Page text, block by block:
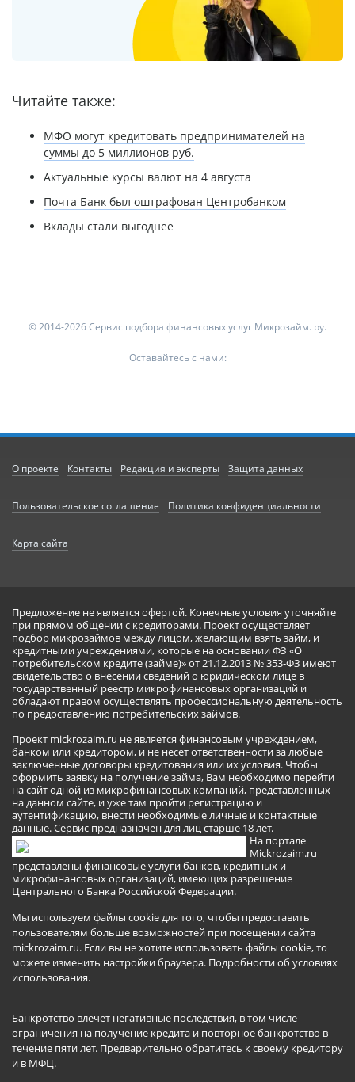
Читайте также:
МФО могут кредитовать предпринимателей на
суммы до 5 миллионов руб.
Актуальные курсы валют на 4 августа
Почта Банк был оштрафован Центробанком
Вклады стали выгоднее
© 2014-2026 Сервис подбора финансовых услуг Микрозайм. ру.
Оставайтесь с нами:
О проекте Контакты Редакция и эксперты Защита данных
Пользовательское соглашение Политика конфиденциальности
Карта сайта
Предложение не является офертой. Конечные условия уточняйте
при прямом общении с кредиторами. Проект осуществляет
подбор микрозаймов между лицом, желающим взять займ, и
кредитными учреждениями, которые на основании ФЗ «О
потребительском кредите (займе)» от 21.12.2013 № 353-ФЗ имеют
свидетельство о внесении сведений о юридическом лице в
государственный реестр микрофинансовых организаций и
обладают правом осуществлять профессиональную деятельность
по предоставлению потребительских займов.
Проект mickrozaim.ru не является финансовым учреждением,
банком или кредитором, и не несёт ответственности за любые
заключенные договоры кредитования или их условия. Чтобы
оформить заявку на получение займа, Вам необходимо перейти
на сайт одной из микрофинансовых компаний, представленных
на данном сайте, и уже там пройти регистрацию и
аутентификацию, внести необходимые личные и контактные
данные. Сервис предназначен для лиц старше 18 лет.
На портале
Mickrozaim.ru
представлены финансовые услуги банков, кредитных и
микрофинансовых организаций, имеющих разрешение
Центрального Банка Российской Федерации.
Мы используем файлы cookie для того, чтобы предоставить
пользователям больше возможностей при посещении сайта
mickrozaim.ru. Если вы не хотите использовать файлы cookie, то
можете изменить настройки браузера. Подробности об условиях
использования.
Банкротство влечет негативные последствия, в том числе
ограничения на получение кредита и повторное банкротство в
течение пяти лет. Предварительно обратитесь к своему кредитору
и в МФЦ.